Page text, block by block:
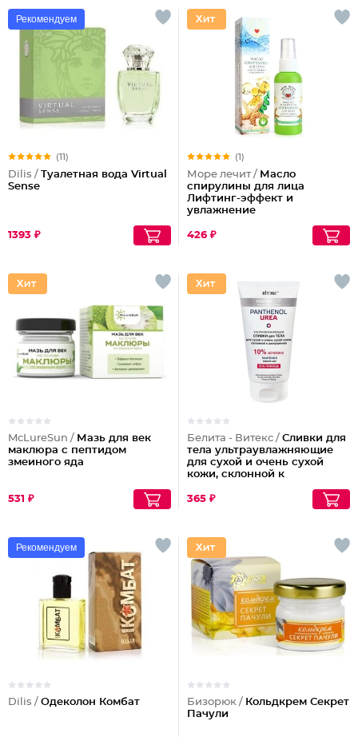
Рекомендуем
(11)
Dilis / Туалетная вода Virtual
Sense
1393 ₽
(1)
Море лечит / Масло
спирулины для лица
Лифтинг-эффект и
увлажнение
426 ₽
McLureSun / Мазь для век
маклюра с пептидом
змеиного яда
531 ₽
Белита - Витекс / Сливки для
тела ультраувлажняющие
для сухой и очень сухой
кожи, склонной к
Panthenol Urea
365 ₽
Рекомендуем
Dilis / Одеколон Комбат Бизорюк / Кольдкрем Секрет
Пачули